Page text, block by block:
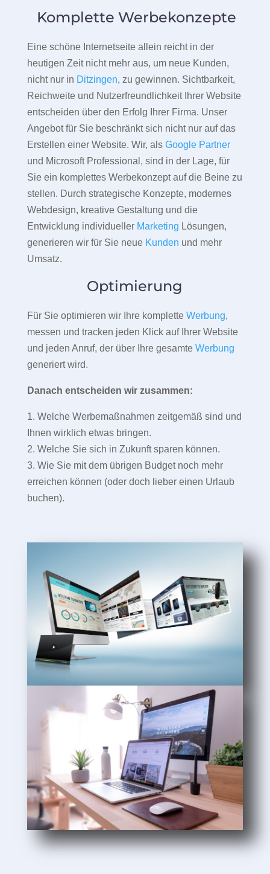
Komplette Werbekonzepte
Eine schöne Internetseite allein reicht in der
heutigen Zeit nicht mehr aus, um neue Kunden,
nicht nur in Ditzingen, zu gewinnen. Sichtbarkeit,
Reichweite und Nutzerfreundlichkeit Ihrer Website
entscheiden über den Erfolg Ihrer Firma. Unser
Angebot für Sie beschränkt sich nicht nur auf das
Erstellen einer Website. Wir, als Google Partner
und Microsoft Professional, sind in der Lage, für
Sie ein komplettes Werbekonzept auf die Beine zu
stellen. Durch strategische Konzepte, modernes
Webdesign, kreative Gestaltung und die
Entwicklung individueller Marketing Lösungen,
generieren wir für Sie neue Kunden und mehr
Umsatz.
Optimierung
Für Sie optimieren wir Ihre komplette Werbung,
messen und tracken jeden Klick auf Ihrer Website
und jeden Anruf, der über Ihre gesamte Werbung
generiert wird.
Danach entscheiden wir zusammen:
1. Welche Werbemaßnahmen zeitgemäß sind und
Ihnen wirklich etwas bringen.
2. Welche Sie sich in Zukunft sparen können.
3. Wie Sie mit dem übrigen Budget noch mehr
erreichen können (oder doch lieber einen Urlaub
buchen).